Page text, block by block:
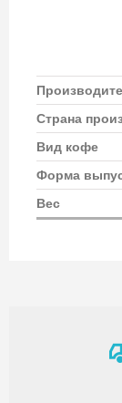
Страна
Вид кофе
Форма
Вес